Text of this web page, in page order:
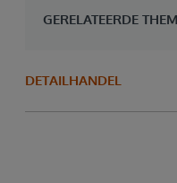
GERELATEERDE
DETAILHANDEL